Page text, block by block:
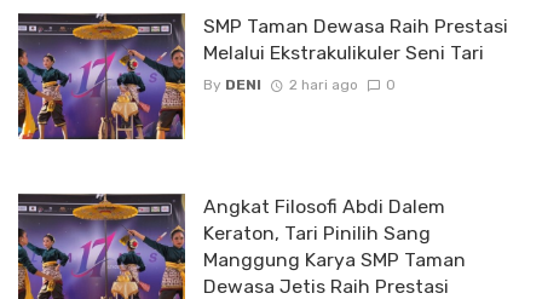
SMP Taman Dewasa Raih Prestasi
Melalui Ekstrakulikuler Seni Tari
By DENI 2 hari ago 0
Angkat Filosofi Abdi Dalem
Keraton, Tari Pinilih Sang
Manggung Karya SMP Taman
Dewasa Jetis Raih Prestasi